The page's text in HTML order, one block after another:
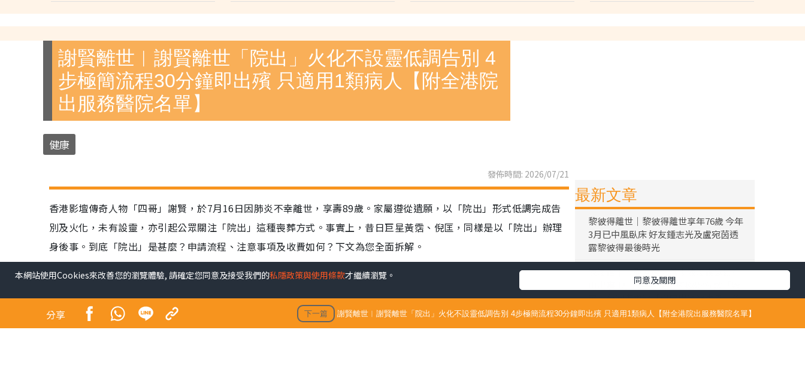
鐘即出殯 只適用1類病人【附全港
3分鐘完成預約免排隊【附申請條
音逼和解：討論都冇用
口 家屬震怒踢爆冷血內幕
分享 下一篇 謝賢離世︱謝賢離世「院出」火化不設靈低調告別 4步極簡流程30分鐘即出殯 只適用1類病人【附全港院出服務醫院名單】
本網站使用Cookies來改善您的瀏覽體驗, 請確定您同意及接受我們的私隱政策與使用條款才繼續瀏覽。 同意及關閉